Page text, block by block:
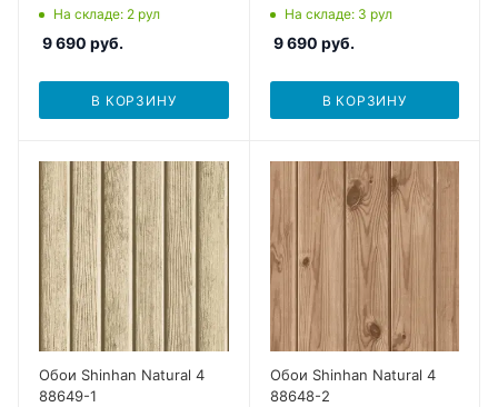
На складе: 2 рул
9 690 руб.
В КОРЗИНУ
На складе: 3 рул
9 690 руб.
В КОРЗИНУ
Обои Shinhan Natural 4
88649-1
Обои Shinhan Natural 4
88648-2